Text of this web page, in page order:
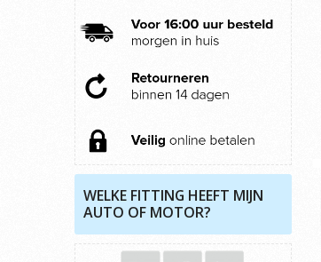
WELKE FITTING HEEFT MIJN
AUTO OF MOTOR?